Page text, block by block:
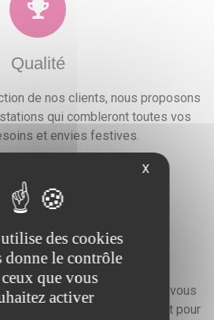
Qualité
de nos clients, nous proposons
qui combleront toutes vos
et envies festives.
gratuit
grande disponibilité pour vous
et élaborer un devis gratuit pour
X
des cookies
donne le contrôle
que vous
activer